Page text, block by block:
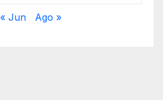
« Jun Ago »